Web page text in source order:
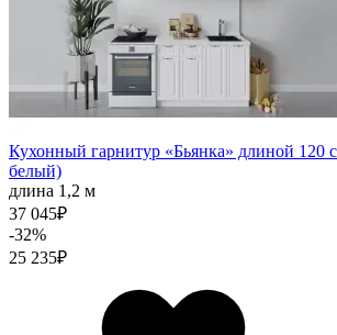
Кухонный гарнитур «Бьянка» длиной 120
белый)
длина 1,2 м
37 045₽
-32%
25 235₽